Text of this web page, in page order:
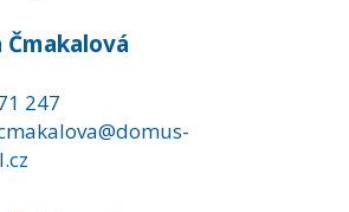
Čmakalová
247